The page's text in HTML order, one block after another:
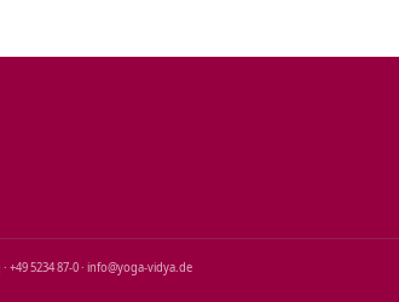
+49 5234 87‑0 · info@yoga‑vidya.de